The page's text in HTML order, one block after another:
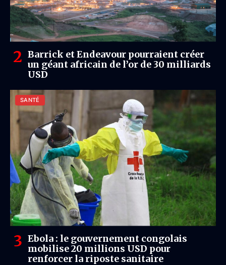
Barrick et Endeavour pourraient créer
un géant africain de l’or de 30 milliards
USD
SANTÉ
Ebola : le gouvernement congolais
mobilise 20 millions USD pour
renforcer la riposte sanitaire